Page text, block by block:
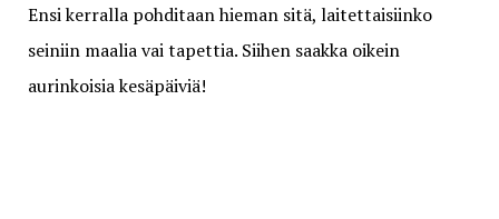
Ensi kerralla pohditaan hieman sitä, laitettaisiinko
seiniin maalia vai tapettia. Siihen saakka oikein
aurinkoisia kesäpäiviä!